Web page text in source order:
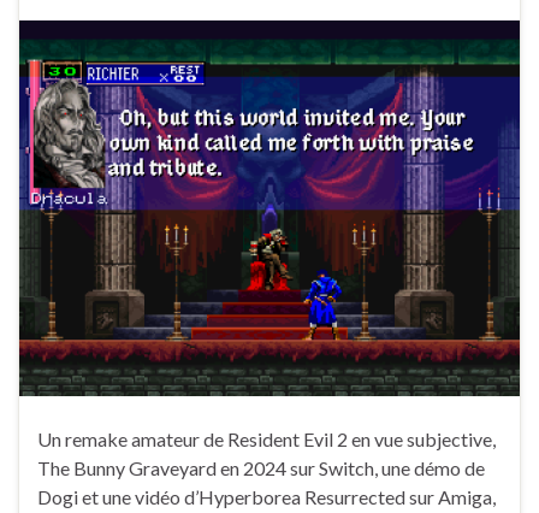
Un remake amateur de Resident Evil 2 en vue subjective,
The Bunny Graveyard en 2024 sur Switch, une démo de
Dogi et une vidéo d’Hyperborea Resurrected sur Amiga,